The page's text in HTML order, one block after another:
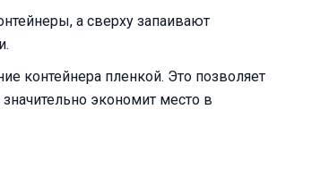
а сверху запаивают
контейнера пленкой. Это позволяет
экономит место в